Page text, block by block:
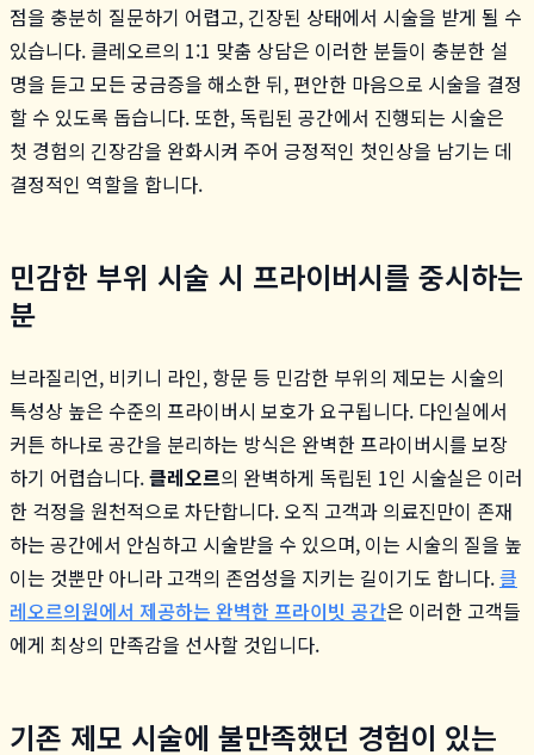
점을 충분히 질문하기 어렵고, 긴장된 상태에서 시술을 받게 될 수
있습니다. 클레오르의 1:1 맞춤 상담은 이러한 분들이 충분한 설
명을 듣고 모든 궁금증을 해소한 뒤, 편안한 마음으로 시술을 결정
할 수 있도록 돕습니다. 또한, 독립된 공간에서 진행되는 시술은
첫 경험의 긴장감을 완화시켜 주어 긍정적인 첫인상을 남기는 데
결정적인 역할을 합니다.
민감한 부위 시술 시 프라이버시를 중시하는
분
브라질리언, 비키니 라인, 항문 등 민감한 부위의 제모는 시술의
특성상 높은 수준의 프라이버시 보호가 요구됩니다. 다인실에서
커튼 하나로 공간을 분리하는 방식은 완벽한 프라이버시를 보장
하기 어렵습니다.클레오르의 완벽하게 독립된 1인 시술실은 이러
한 걱정을 원천적으로 차단합니다. 오직 고객과 의료진만이 존재
하는 공간에서 안심하고 시술받을 수 있으며, 이는 시술의 질을 높
이는 것뿐만 아니라 고객의 존엄성을 지키는 길이기도 합니다.클
레오르의원에서 제공하는 완벽한 프라이빗 공간은 이러한 고객들
에게 최상의 만족감을 선사할 것입니다.
기존 제모 시술에 불만족했던 경험이 있는